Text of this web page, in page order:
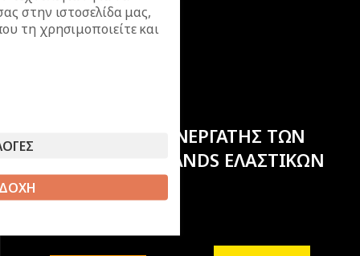
ΕΠΙΣΗΜΟΣ ΣΥΝΕΡΓΑΤΗΣ ΤΩΝ
ΚΟΡΥΦΑΙΩΝ BRANDS ΕΛΑΣΤΙΚΩΝ
στην ιστοσελίδα μας,
τη χρησιμοποιείτε και